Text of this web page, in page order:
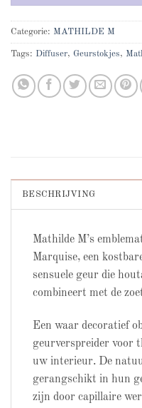
Categorie: MATHILDE M
Tags: Diffuser, Geurstokjes,
BESCHRIJVING
Mathilde M’s
Marquise, een
sensuele geur die
combineert met de
Een waar decoratief
geurverspreider voor
uw interieur. De
gerangschikt in hun
zijn door capillaire